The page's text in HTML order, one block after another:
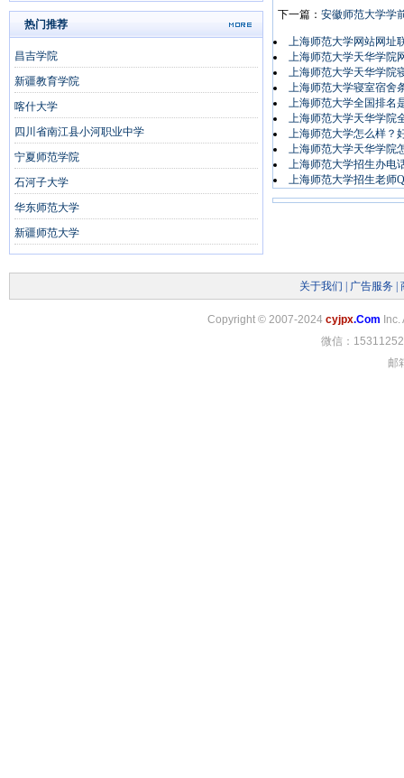
热门推荐
昌吉学院
新疆教育学院
喀什大学
四川省南江县小河职业中学
宁夏师范学院
石河子大学
华东师范大学
新疆师范大学
下一篇： 安徽师范大学学
上海师范大学网站网址
上海师范大学天华学院
上海师范大学天华学
上海师范大学寝室宿舍
上海师范大学全国排名
上海师范大学天华学
上海师范大学怎么样？
上海师范大学天华学院
上海师范大学招生办电
上海师范大学招生老师
关于我们 广告服务
Copyright © 2007-2024 cyjpx.Com
微信：
邮